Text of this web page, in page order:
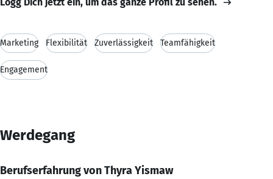
Marketing Flexibilität Zuverlässigkeit Teamfähigkeit
Engagement
Werdegang
Berufserfahrung von Thyra Yismaw